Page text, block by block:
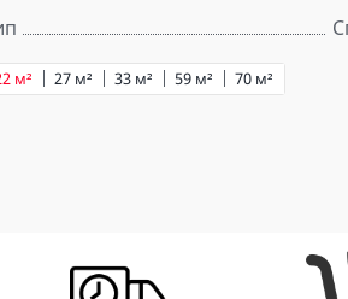
27 м²
м² 33 м² 59 м² 70 м²